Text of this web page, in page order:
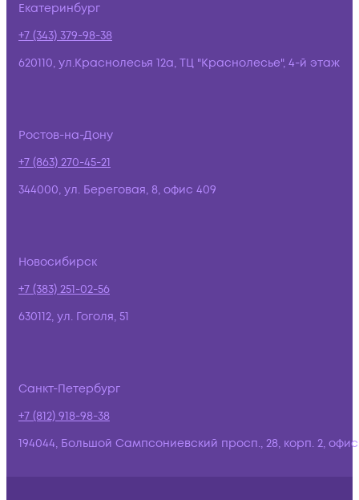
Екатеринбург
+7 (343) 379-98-38
620110, ул.Краснолесья 12а, ТЦ "Краснолесье", 4-й этаж
Ростов-на-Дону
+7 (863) 270-45-21
344000, ул. Береговая, 8, офис 409
Новосибирск
+7 (383) 251-02-56
630112, ул. Гоголя, 51
Санкт-Петербург
+7 (812) 918-98-38
194044, Большой Сампсониевский просп., 28, корп. 2,